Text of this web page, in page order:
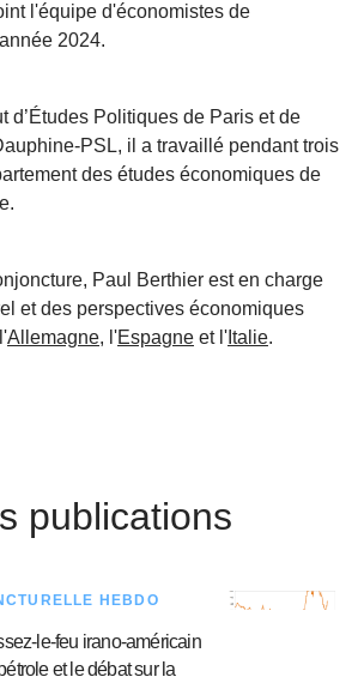
l'équipe d'économistes de
2024.
d’Études Politiques de Paris et de
PSL, il a travaillé pendant trois
des études économiques de
Paul Berthier est en charge
et des perspectives économiques
Allemagne, l'Espagne et l' Italie.
publications
HEBDO
le-feu irano-américain
et le débat sur la